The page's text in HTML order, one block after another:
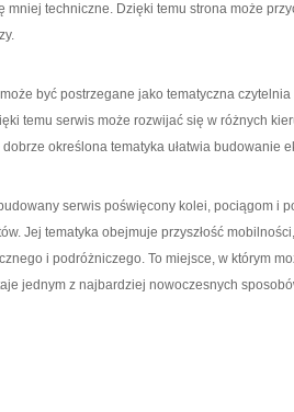
mniej techniczne. Dzięki temu strona może
być postrzegane jako tematyczna
temu serwis może rozwijać się w różnych
określona tematyka ułatwia budowanie
serwis poświęcony kolei, pociągom i
Jej tematyka obejmuje przyszłość
i podróżniczego. To miejsce, w którym
jednym z najbardziej nowoczesnych